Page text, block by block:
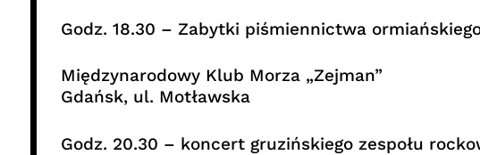
Godz. 18.30 – Zabytki piśmiennictwa
Międzynarodowy Klub Morza „Zejman”
Gdańsk, ul. Motławska
Godz. 20.30 – koncert gruzińskiego zespołu